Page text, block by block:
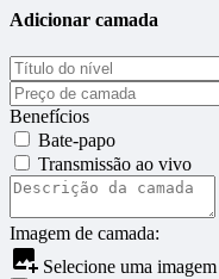
Adicionar camada
Benefícios
Bate-papo
Transmissão ao vivo
Imagem de camada:
Selecione uma imagem